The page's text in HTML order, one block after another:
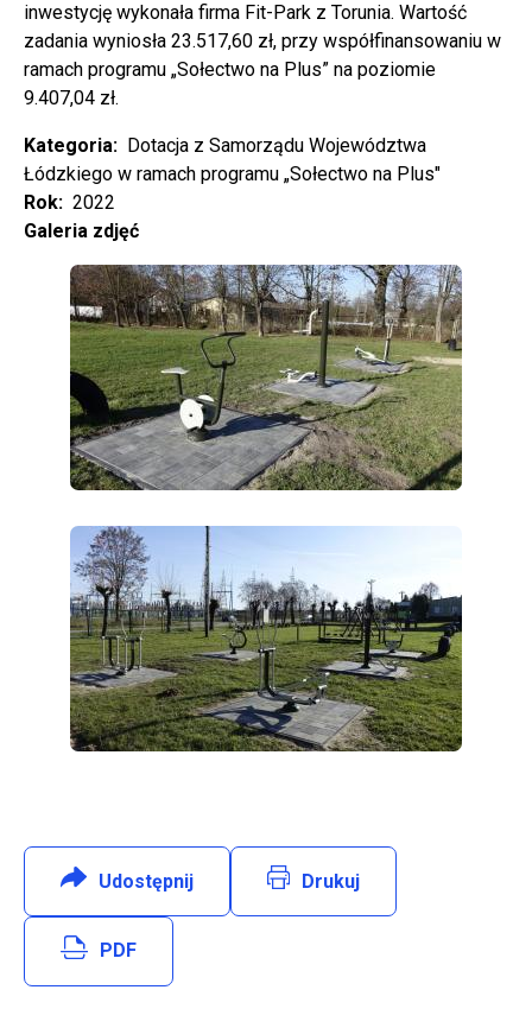
inwestycję wykonała firma Fit-Park z Torunia. Wartość
zadania wyniosła 23.517,60 zł, przy współfinansowaniu w
ramach programu „Sołectwo na Plus” na poziomie
9.407,04 zł.
Kategoria
Dotacja z Samorządu Województwa
Łódzkiego w ramach programu „Sołectwo na Plus"
Rok
2022
Galeria zdjęć
Udostępnij: Facebook Drukuj
Will open in new tab
PDF